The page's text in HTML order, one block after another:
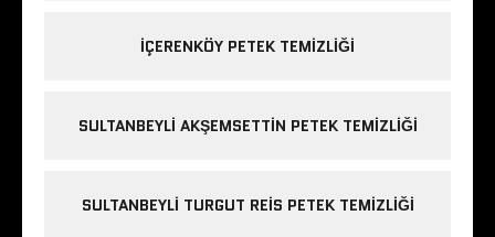
IÇERENKÖY PETEK TEMIZLIĞI
SULTANBEYLI AKŞEMSETTIN PETEK TEMIZLIĞI
SULTANBEYLI TURGUT REIS PETEK TEMIZLIĞI